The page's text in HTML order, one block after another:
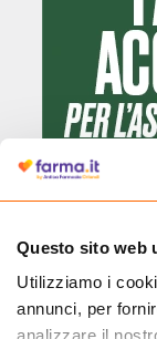
Questo sito web
Utilizziamo i
annunci, per
analizzare il
Cliccando il badge,
autorizzata dal
medicinali.